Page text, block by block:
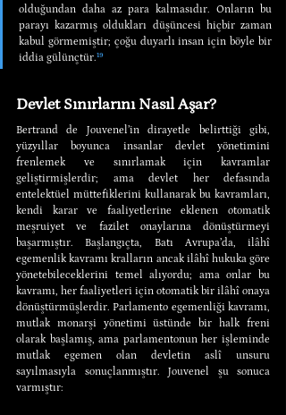
olduğundan daha az para kalmasıdır. Onların bu
parayı kazarmış oldukları düşüncesi hiçbir zaman
kabul görmemiştir; çoğu duyarlı insan için böyle bir
iddia gülünçtür.¹⁹
Devlet Sınırlarını Nasıl Aşar?
Bertrand de Jouvenel’in dirayetle belirttiği gibi,
yüzyıllar boyunca insanlar devlet yönetimini
frenlemek ve sınırlamak için kavramlar
geliştirmişlerdir; ama devlet her defasında
entelektüel müttefiklerini kullanarak bu kavramları,
kendi karar ve faaliyetlerine eklenen otomatik
meşruiyet ve fazilet onaylarına dönüştürmeyi
başarmıştır. Başlangıçta, Batı Avrupa’da, ilâhî
egemenlik kavramı kralların ancak ilâhî hukuka göre
yönetebileceklerini temel alıyordu; ama onlar bu
kavramı, her faaliyetleri için otomatik bir ilâhî onaya
dönüştürmüşlerdir. Parlamento egemenliği kavramı,
mutlak monarşi yönetimi üstünde bir halk freni
olarak başlamış, ama parlamentonun her işleminde
mutlak egemen olan devletin aslî unsuru
sayılmasıyla sonuçlanmıştır. Jouvenel şu sonuca
varmıştır: